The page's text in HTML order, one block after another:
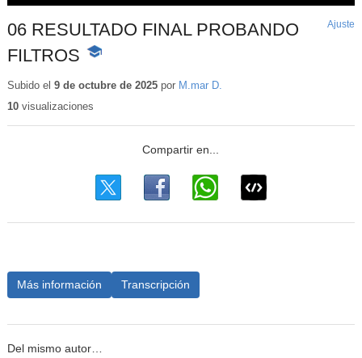
06 RESULTADO FINAL PROBANDO
FILTROS
-
educativo
Ajuste
Subido el 9 de octubre de 2025por M.mar D.
10visualizaciones
Más información Transcripción
Del mismo autor…